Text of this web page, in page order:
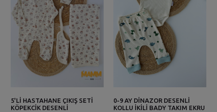
5'Lİ HASTAHANE ÇIKIŞ SETİ
KÖPEKCİK DESENLİ
0-9 AY DİNAZOR DESENLİ
KOLLU İKİLİ BADY TAKIM EKRU